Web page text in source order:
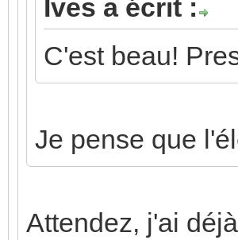
des
devenir bien
ça...
Trouver